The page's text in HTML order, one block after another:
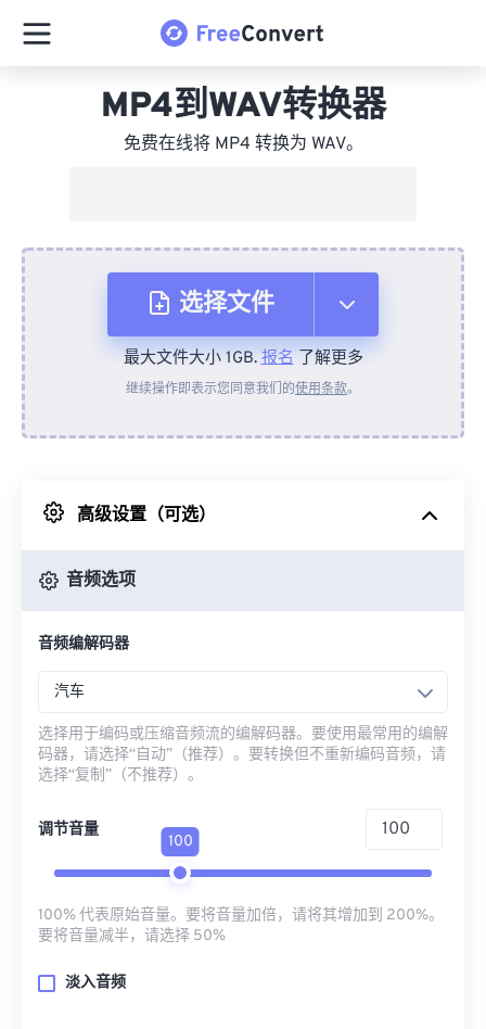
MP4到WAV转换器
免费在线将 MP4 转换为 WAV。
选择文件
从设备
来自 Google Drive
最大文件大小 1GB.报名了解更多
继续操作即表示您同意我们的使用条款。
高级设置（可选）
音频选项
音频编解码器
汽车
选择用于编码或压缩音频流的编解码器。要使用最常用的编解
码器，请选择“自动”（推荐）。要转换但不重新编码音频，请
选择“复制”（不推荐）。
调节音量
100
100% 代表原始音量。要将音量加倍，请将其增加到 200%。
要将音量减半，请选择 50%
淡入音频